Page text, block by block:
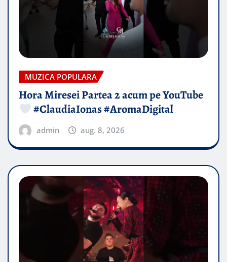
MUZICA POPULARA
Hora Miresei Partea 2 acum pe YouTube
#ClaudiaIonas #AromaDigital
admin aug. 8, 2026